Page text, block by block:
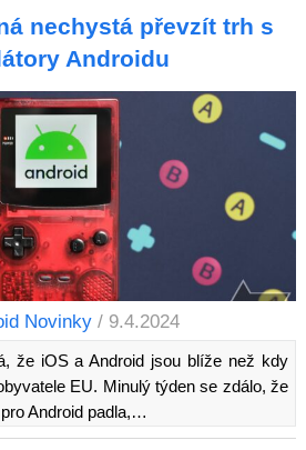
nechystá převzít trh s
Androidu
Novinky / 9.4.2024
že iOS a Android jsou blíže než kdy
EU. Minulý týden se zdálo, že
Android padla,…